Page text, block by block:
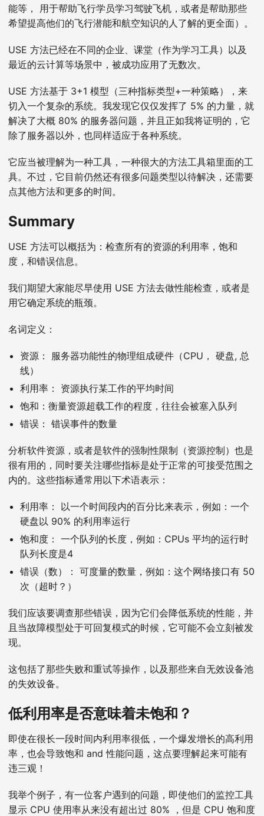
能等， 用于帮助飞行学员学习驾驶飞机，或者是帮助那些
希望提高他们的飞行潜能和航空知识的人了解的更全面）。
USE 方法已经在不同的企业、课堂（作为学习工具）以及
最近的云计算等场景中，被成功应用了无数次。
USE 方法基于 3+1 模型（三种指标类型+一种策略），来
切入一个复杂的系统。我发现它仅仅发挥了 5% 的力量，就
解决了大概 80% 的服务器问题，并且正如我将证明的，它
除了服务器以外，也同样适应于各种系统。
它应当被理解为一种工具，一种很大的方法工具箱里面的工
具。不过，它目前仍然还有很多问题类型以待解决，还需要
点其他方法和更多的时间。
Summary
USE 方法可以概括为：检查所有的资源的利用率，饱和
度，和错误信息。
我们期望大家能尽早使用 USE 方法去做性能检查，或者是
用它确定系统的瓶颈。
名词定义：
资源： 服务器功能性的物理组成硬件（CPU， 硬盘, 总
线）
利用率： 资源执行某工作的平均时间
饱和：衡量资源超载工作的程度，往往会被塞入队列
错误： 错误事件的数量
分析软件资源，或者是软件的强制性限制（资源控制）也是
很有用的，同时要关注哪些指标是处于正常的可接受范围之
内的。这些指标通常用以下术语表示：
利用率： 以一个时间段内的百分比来表示，例如：一个
硬盘以 90% 的利用率运行
饱和度： 一个队列的长度，例如：CPUs 平均的运行时
队列长度是4
错误（数）： 可度量的数量，例如：这个网络接口有 50
次（超时？）
我们应该要调查那些错误，因为它们会降低系统的性能，并
且当故障模型处于可回复模式的时候，它可能不会立刻被发
现。
这包括了那些失败和重试等操作，以及那些来自无效设备池
的失效设备。
低利用率是否意味着未饱和？
即使在很长一段时间内利用率很低，一个爆发增长的高利用
率，也会导致饱和 and 性能问题，这点要理解起来可能有
违三观！
我举个例子，有一位客户遇到的问题，即使他们的监控工具
显示 CPU 使用率从来没有超出过 80% ，但是 CPU 饱和度